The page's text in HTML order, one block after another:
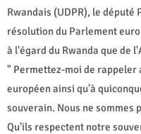
Rwandais (UDPR), le député
résolution du Parlement
à l'égard du Rwanda que de
" Permettez-moi de rappeler
européen ainsi qu'à
souverain. Nous ne sommes
Qu'ils respectent notre